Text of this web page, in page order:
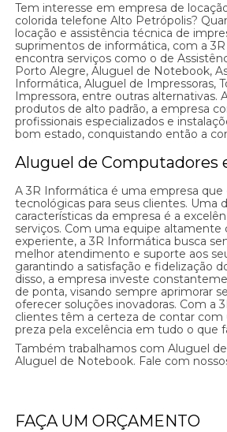
Tem interesse em empresa de
colorida telefone Alto Petrópolis?
locação e assistência técnica de
suprimentos de informática, com a
encontra serviços como o de
Porto Alegre, Aluguel de Notebook,
Informática, Aluguel de Impressoras,
Impressora, entre outras alternativas.
produtos de alto padrão, a empresa
profissionais especializados e
bom estado, conquistando então a
Aluguel de Computadores
A 3R Informática é uma empresa que
tecnológicas para seus clientes. Uma
características da empresa é a
serviços. Com uma equipe altamente
experiente, a 3R Informática busca
melhor atendimento e suporte aos
garantindo a satisfação e fidelização
disso, a empresa investe
de ponta, visando sempre aprimorar
oferecer soluções inovadoras. Com a
clientes têm a certeza de contar com
preza pela excelência em tudo o que
Também trabalhamos com Aluguel
Aluguel de Notebook. Fale com
FAÇA UM ORÇAMENTO